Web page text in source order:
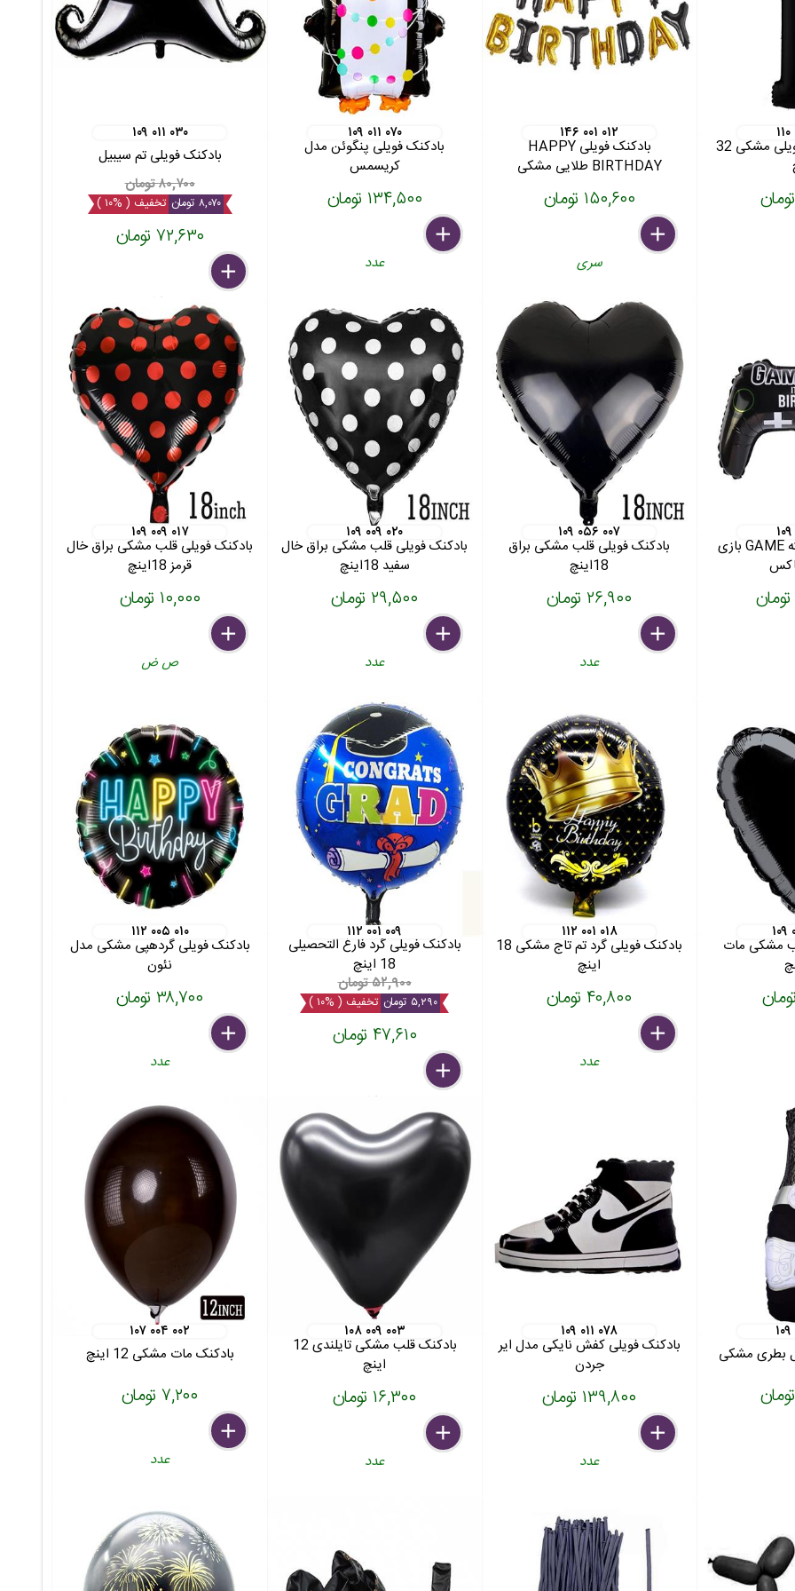
بادکنک عدد یک فویلی مشکی 32
۱۴۶ ۰۰۱ ۰۱۲
بادکنک فویلی HAPPY
BIRTHDAY طلایی مشکی
۱۵۰,۶۰۰ تومان
delete
remove
add
سری
۱۰۹ ۰۱۱ ۰۷۰
بادکنک فویلی پنگوئن مدل
کریسمس
۱۳۴,۵۰۰ تومان
delete
remove
add
عدد
۱۰۹ ۰۱۱ ۰۳۰
بادکنک فویلی تم سیبیل
۸۰,۷۰۰ تومان
۸,۰۷۰ تومان تخفیف ( %۱۰ )
۷۲,۶۳۰ تومان
delete
remove
add
عدد
بادکنک فویلی دسته GAME بازی
۱۰۹ ۰۵۶ ۰۰۷
بادکنک فویلی قلب مشکی براق
18اینچ
۲۶,۹۰۰ تومان
delete
remove
add
عدد
۱۰۹ ۰۰۹ ۰۲۰
بادکنک فویلی قلب مشکی براق خال
سفید 18اینچ
۲۹,۵۰۰ تومان
delete
remove
add
عدد
۱۰۹ ۰۰۹ ۰۱۷
بادکنک فویلی قلب مشکی براق خال
قرمز 18اینچ
۱۰,۰۰۰ تومان
delete
remove
add
ص ض
مشکی مات
۱۱۲ ۰۰۱ ۰۱۸
بادکنک فویلی گرد تم تاج مشکی 18
اینچ
۴۰,۸۰۰ تومان
delete
remove
add
عدد
۱۱۲ ۰۰۱ ۰۰۹
بادکنک فویلی گرد فارغ التحصیلی
18 اینچ
۵۲,۹۰۰ تومان
۵,۲۹۰ تومان تخفیف ( %۱۰ )
۴۷,۶۱۰ تومان
delete
remove
add
عدد
۱۱۲ ۰۰۵ ۰۱۰
بادکنک فویلی گردهپی مشکی مدل
نئون
۳۸,۷۰۰ تومان
delete
remove
add
عدد
بطری مشکی
۱۰۹ ۰۱۱ ۰۷۸
بادکنک فویلی کفش نایکی مدل ایر
جردن
۱۳۹,۸۰۰ تومان
delete
remove
add
عدد
۱۰۸ ۰۰۹ ۰۰۳
بادکنک قلب مشکی تایلندی 12
اینچ
۱۶,۳۰۰ تومان
delete
remove
add
عدد
۱۰۷ ۰۰۴ ۰۰۲
بادکنک مات مشکی 12 اینچ
۷,۲۰۰ تومان
delete
remove
add
عدد